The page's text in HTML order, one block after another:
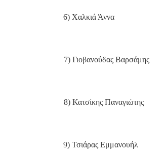
6) Χαλκιά Άννα
7) Γιοβανούδας Βαρσάμης
8) Κατσίκης Παναγιώτης
9) Τσιάρας Εμμανουήλ